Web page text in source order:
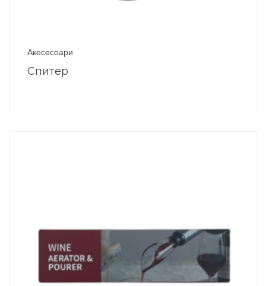
Акесесоари
Спитер